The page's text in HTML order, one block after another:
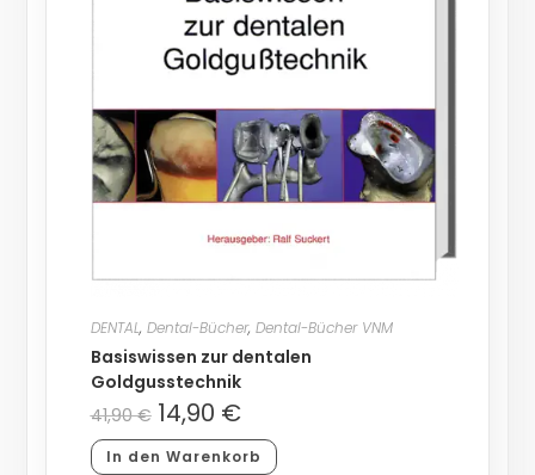
DENTAL, Dental-Bücher, Dental-Bücher VNM
Basiswissen zur dentalen
Goldgusstechnik
41,90€ 14,90 €
In den Warenkorb